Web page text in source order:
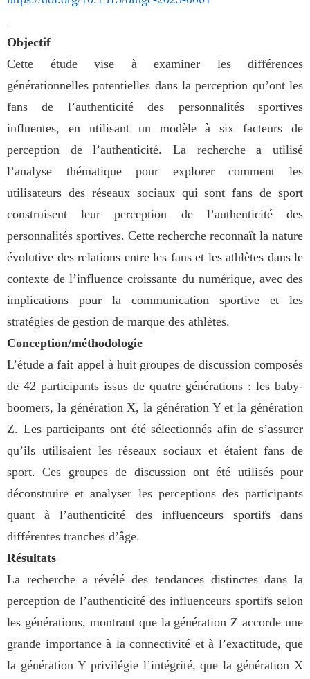
Objectif
Cette étude vise à examiner les différences
générationnelles potentielles dans la perception qu’ont les
fans de l’authenticité des personnalités sportives
influentes, en utilisant un modèle à six facteurs de
perception de l’authenticité. La recherche a utilisé
l’analyse thématique pour explorer comment les
utilisateurs des réseaux sociaux qui sont fans de sport
construisent leur perception de l’authenticité des
personnalités sportives. Cette recherche reconnaît la nature
évolutive des relations entre les fans et les athlètes dans le
contexte de l’influence croissante du numérique, avec des
implications pour la communication sportive et les
stratégies de gestion de marque des athlètes.
Conception/méthodologie
L’étude a fait appel à huit groupes de discussion composés
de 42 participants issus de quatre générations : les baby-
boomers, la génération X, la génération Y et la génération
Z. Les participants ont été sélectionnés afin de s’assurer
qu’ils utilisaient les réseaux sociaux et étaient fans de
sport. Ces groupes de discussion ont été utilisés pour
déconstruire et analyser les perceptions des participants
quant à l’authenticité des influenceurs sportifs dans
différentes tranches d’âge.
Résultats
La recherche a révélé des tendances distinctes dans la
perception de l’authenticité des influenceurs sportifs selon
les générations, montrant que la génération Z accorde une
grande importance à la connectivité et à l’exactitude, que
la génération Y privilégie l’intégrité, que la génération X